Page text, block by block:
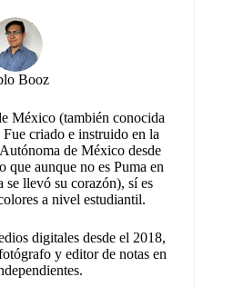
Booz
México (también conocida
criado e instruido en la
de México desde
que aunque no es Puma en
llevó su corazón), sí es
a nivel estudiantil.
digitales desde el 2018,
y editor de notas en